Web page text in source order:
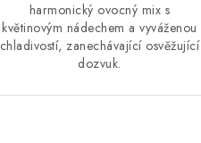
harmonický ovocný mix s
květinovým nádechem a vyváženou
chladivostí, zanechávající osvěžující
dozvuk.